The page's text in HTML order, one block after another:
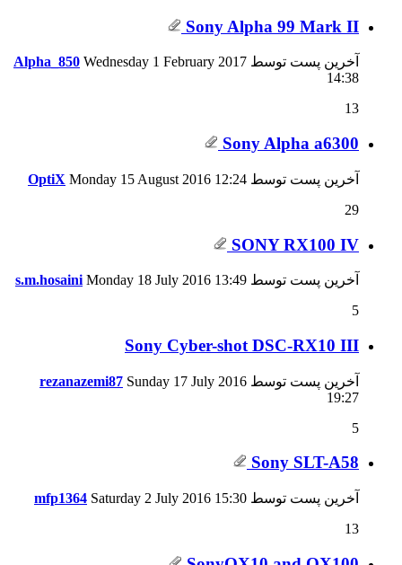
Sony Alpha 99 Mark II
آخرین پست توسط Alpha_850 Wednesday 1 February 2017
14:38
13
Sony Alpha a6300
آخرین پست توسط OptiX Monday 15 August 2016 12:24
29
SONY RX100 IV
آخرین پست توسط s.m.hosaini Monday 18 July 2016 13:49
5
Sony Cyber-shot DSC-RX10 III
آخرین پست توسط rezanazemi87 Sunday 17 July 2016
19:27
5
Sony SLT-A58
آخرین پست توسط mfp1364 Saturday 2 July 2016 15:30
13